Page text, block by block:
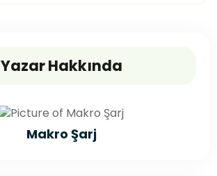
Yazar Hakkında
Makro Şarj